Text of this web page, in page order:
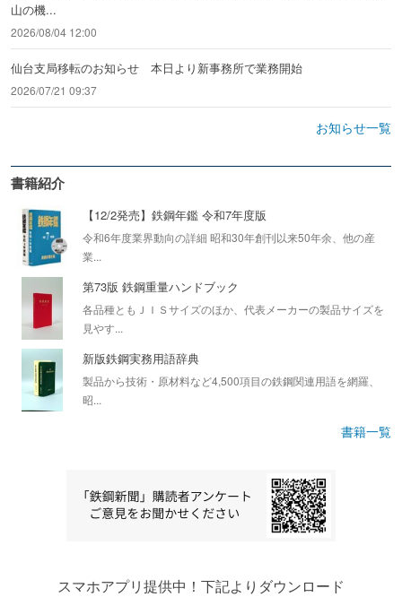
山の機...
2026/08/04 12:00
仙台支局移転のお知らせ 本日より新事務所で業務開始
2026/07/21 09:37
お知らせ一覧
書籍紹介
【12/2発売】鉄鋼年鑑 令和7年度版
令和6年度業界動向の詳細 昭和30年創刊以来50年余、他の産
業...
第73版 鉄鋼重量ハンドブック
各品種ともＪＩＳサイズのほか、代表メーカーの製品サイズを
見やす...
新版鉄鋼実務用語辞典
製品から技術・原材料など4,500項目の鉄鋼関連用語を網羅、
昭...
書籍一覧
スマホアプリ提供中！下記よりダウンロード